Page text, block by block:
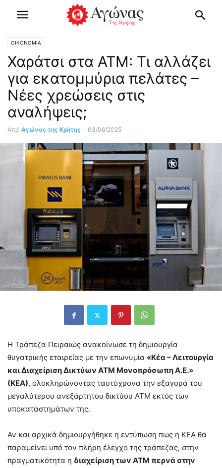
OIKONOMIA
Χαράτσι στα ΑΤΜ: Τι αλλάζει
για εκατομμύρια πελάτες –
Νέες χρεώσεις στις
αναλήψεις;
Από Αγώνας της Κρήτης - 03/06/2025
Η Τράπεζα Πειραιώς ανακοίνωσε τη δημιουργία
θυγατρικής εταιρείας με την επωνυμία «Κέα – Λειτουργία
και Διαχείριση Δικτύων ΑΤΜ Μονοπρόσωπη Α.Ε.»
(ΚΕΑ), ολοκληρώνοντας ταυτόχρονα την εξαγορά του
μεγαλύτερου ανεξάρτητου δικτύου ΑΤΜ εκτός των
υποκαταστημάτων της.
Αν και αρχικά δημιουργήθηκε η εντύπωση πως η ΚΕΑ θα
παραμείνει υπό τον πλήρη έλεγχο της τράπεζας, στην
πραγματικότητα η διαχείριση των ΑΤΜ περνά στην